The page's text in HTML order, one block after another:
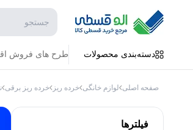
جستجو در
دسته‌بندی محصولات طرح های فروش
صفحه اصلی لوازم خانگی خرده ریز خرده ریز برقی
فیلترها